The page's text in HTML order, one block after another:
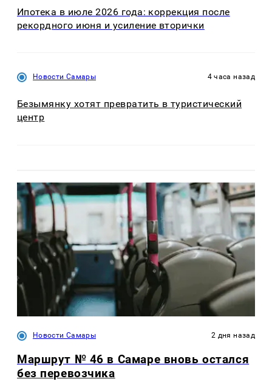
Ипотека в июле 2026 года: коррекция после
рекордного июня и усиление вторички
Новости Самары 4 часа назад
Безымянку хотят превратить в туристический
центр
Новости Самары 2 дня назад
Маршрут № 46 в Самаре вновь остался
без перевозчика